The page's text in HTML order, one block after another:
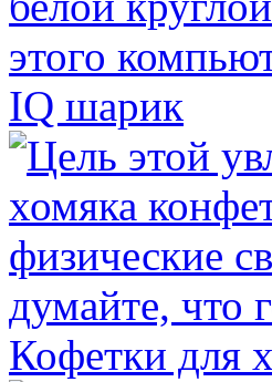
IQ шарик
Кофетки для